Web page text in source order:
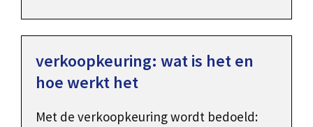
verkoopkeuring: wat is het en
hoe werkt het
Met de verkoopkeuring wordt bedoeld: